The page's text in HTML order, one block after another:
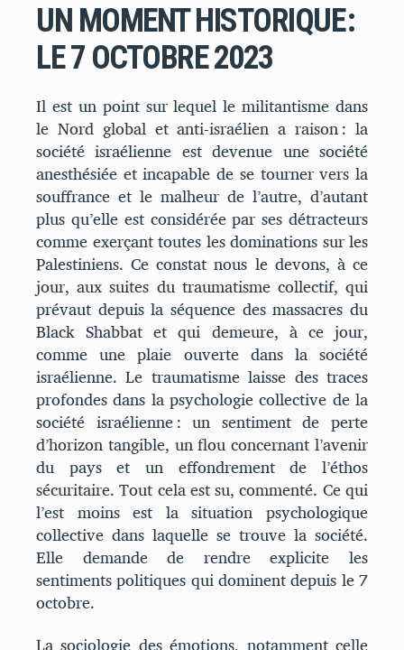
UN MOMENT HISTORIQUE :
LE 7 OCTOBRE 2023
Il est un point sur lequel le militantisme dans
le Nord global et anti-israélien a raison : la
société israélienne est devenue une société
anesthésiée et incapable de se tourner vers la
souffrance et le malheur de l’autre, d’autant
plus qu’elle est considérée par ses détracteurs
comme exerçant toutes les dominations sur les
Palestiniens. Ce constat nous le devons, à ce
jour, aux suites du traumatisme collectif, qui
prévaut depuis la séquence des massacres du
Black Shabbat et qui demeure, à ce jour,
comme une plaie ouverte dans la société
israélienne. Le traumatisme laisse des traces
profondes dans la psychologie collective de la
société israélienne : un sentiment de perte
d’horizon tangible, un flou concernant l’avenir
du pays et un effondrement de l’éthos
sécuritaire. Tout cela est su, commenté. Ce qui
l’est moins est la situation psychologique
collective dans laquelle se trouve la société.
Elle demande de rendre explicite les
sentiments politiques qui dominent depuis le 7
octobre.